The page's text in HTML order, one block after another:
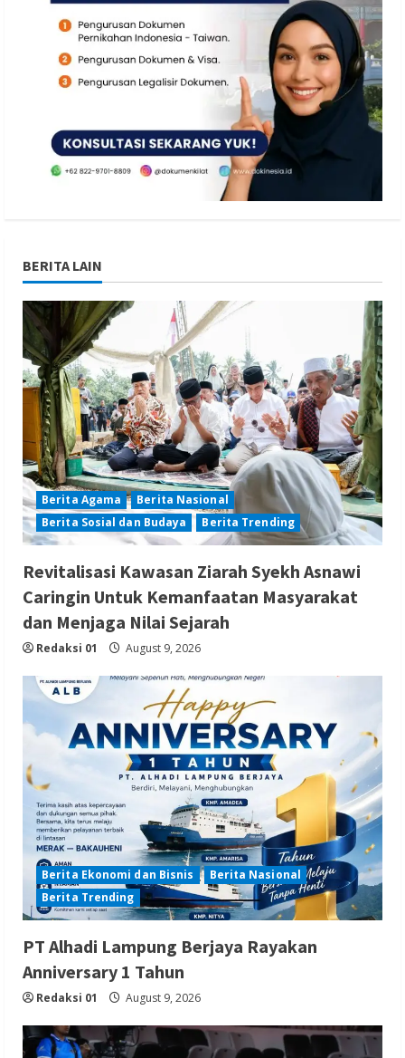
BERITA LAIN
Berita Agama
Berita Nasional
Berita Sosial dan Budaya
Berita Trending
Revitalisasi Kawasan Ziarah Syekh Asnawi
Caringin Untuk Kemanfaatan Masyarakat
dan Menjaga Nilai Sejarah
Redaksi 01 August 9, 2026
Berita Ekonomi dan Bisnis
Berita Nasional
Berita Trending
PT Alhadi Lampung Berjaya Rayakan
Anniversary 1 Tahun
Redaksi 01 August 9, 2026